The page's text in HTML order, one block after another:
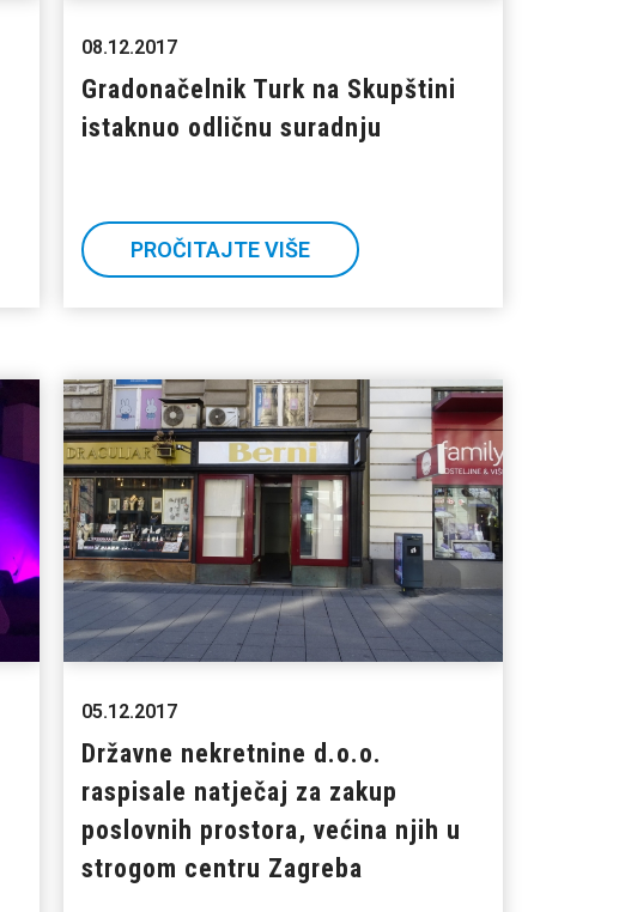
08.12.2017
Gradonačelnik Turk na Skupštini
istaknuo odličnu suradnju
PROČITAJTE VIŠE
05.12.2017
Državne nekretnine d.o.o.
raspisale natječaj za zakup
poslovnih prostora, većina njih u
strogom centru Zagreba